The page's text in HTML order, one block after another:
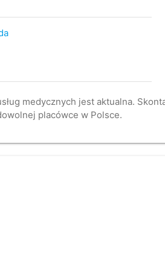
medycznych jest aktualna.
placówce w Polsce.